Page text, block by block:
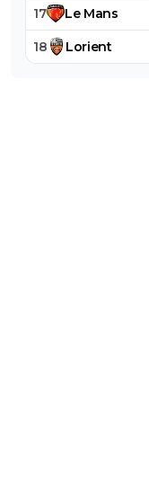
17 Le Mans
18 Lorient